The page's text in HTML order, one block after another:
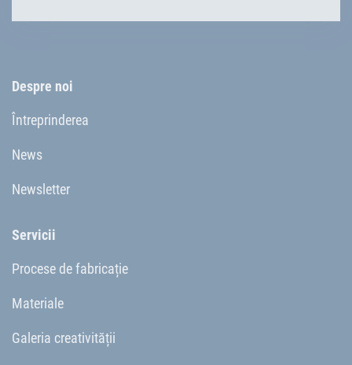
Despre noi
Întreprinderea
News
Newsletter
Servicii
Procese de fabricație
Materiale
Galeria creativității